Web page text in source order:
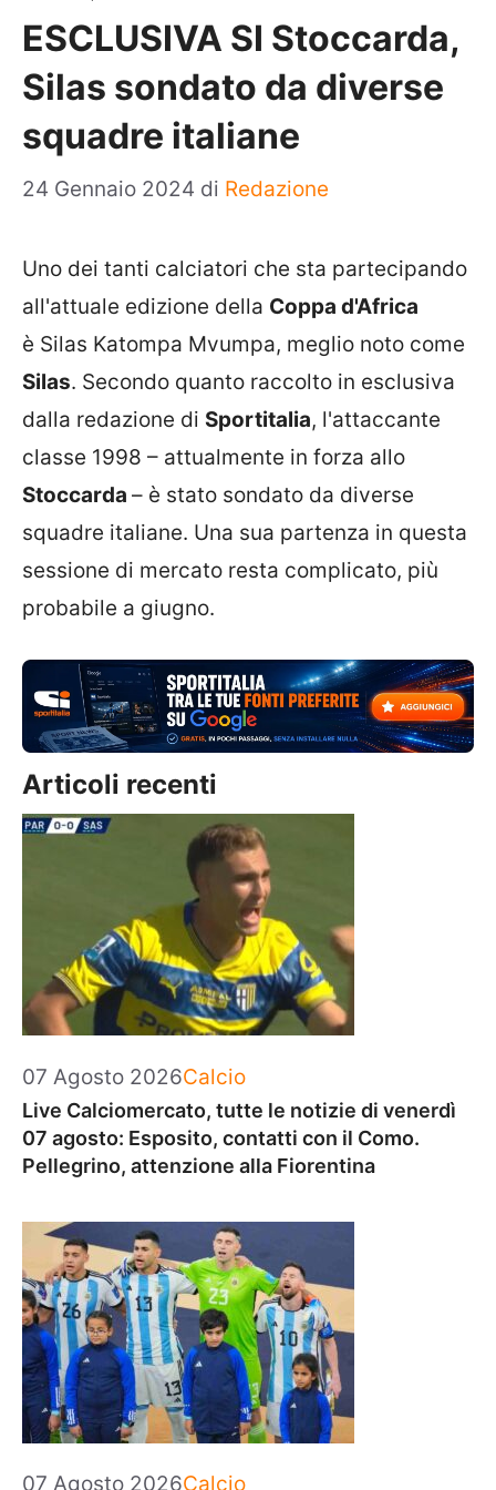
ESCLUSIVA SI Stoccarda,
Silas sondato da diverse
squadre italiane
24 Gennaio 2024 di Redazione
Uno dei tanti calciatori che sta partecipando
all'attuale edizione della Coppa d'Africa
è Silas Katompa Mvumpa, meglio noto come
Silas. Secondo quanto raccolto in esclusiva
dalla redazione di Sportitalia, l'attaccante
classe 1998 – attualmente in forza allo
Stoccarda – è stato sondato da diverse
squadre italiane. Una sua partenza in questa
sessione di mercato resta complicato, più
probabile a giugno.
Articoli recenti
07 Agosto 2026Categorie
Calcio
Live Calciomercato, tutte le notizie di venerdì
07 agosto: Esposito, contatti con il Como.
Pellegrino, attenzione alla Fiorentina
07 Agosto 2026Categorie
Calcio